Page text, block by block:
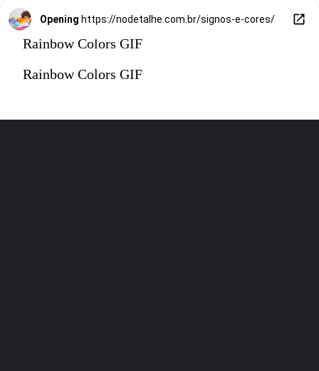
Opening https://nodetalhe.com.br/signos-e-cores/
Rainbow Colors GIF
Rainbow Colors GIF